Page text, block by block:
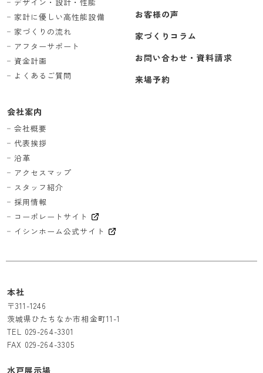
家計に優しい高性能設備
家づくりの流れ
アフターサポート
資金計画
よくあるご質問
お客様の声
家づくりコラム
お問い合わせ・資料請求
来場予約
会社案内
会社概要
代表挨拶
沿革
アクセスマップ
スタッフ紹介
採用情報
コーポレートサイト
イシンホーム公式サイト
本社
〒311-1246
茨城県ひたちなか市相金町11-1
TEL 029-264-3301
FAX 029-264-3305
水戸展示場